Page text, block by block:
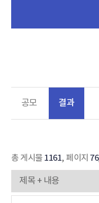
공모 결과
총 게시물 1161, 페이지 76